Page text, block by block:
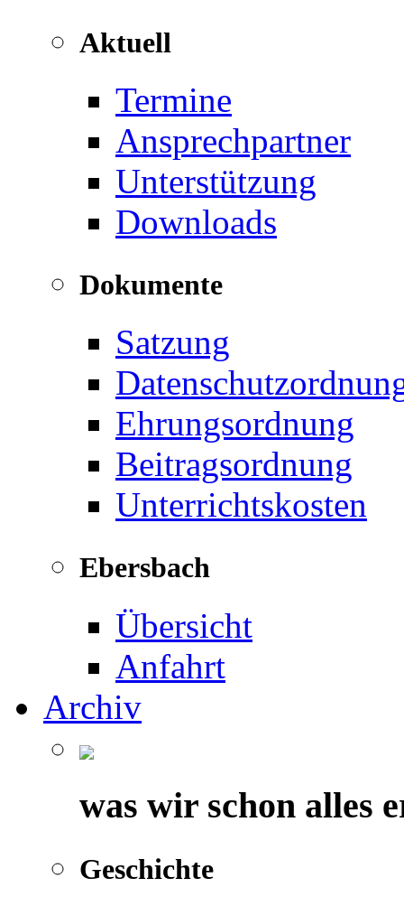
Aktuell
Termine
Ansprechpartner
Unterstützung
Downloads
Dokumente
Satzung
Ehrungsordnung
Beitragsordnung
Unterrichtskosten
Ebersbach
Übersicht
Anfahrt
Archiv
was wir schon alles
Geschichte